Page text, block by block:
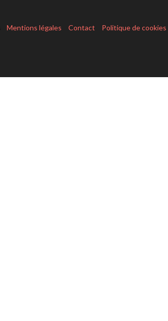
Mentions légales Contact Politique de cookies